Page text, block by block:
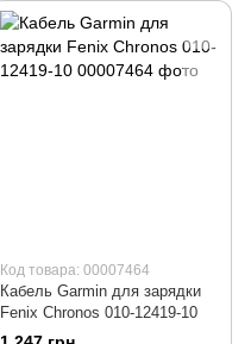
Код товара: 00007464
Кабель Garmin для зарядки
Fenix Chronos 010-12419-10